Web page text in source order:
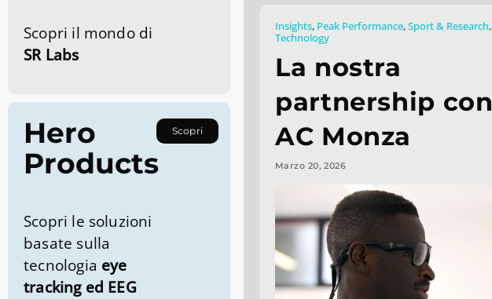
Scopri il mondo di
SR Labs
Hero
Products
Scopri
Scopri le soluzioni
basate sulla
tecnologia eye
tracking ed EEG
Insights, Peak Performance,Sport & Research,
Technology
La nostra
partnership con
AC Monza
Marzo 20, 2026